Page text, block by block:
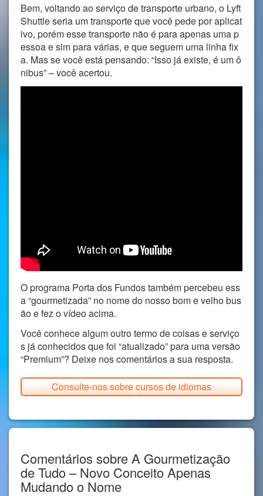
Bem, voltando ao serviço de transporte urbano, o Lyft
Shuttle seria um transporte que você pede por aplicat
ivo, porém esse transporte não é para apenas uma p
essoa e sim para várias, e que seguem uma linha fix
a. Mas se você está pensando: “Isso já existe, é um ô
nibus” – você acertou.
O programa Porta dos Fundos também percebeu ess
a “gourmetizada” no nome do nosso bom e velho bus
ão e fez o vídeo acima.
Você conhece algum outro termo de coisas e serviço
s já conhecidos que foi “atualizado” para uma versão
“Premium”? Deixe nos comentários a sua resposta.
Consulte-nos sobre cursos de idiomas
Comentários sobre A Gourmetização
de Tudo – Novo Conceito Apenas
Mudando o Nome